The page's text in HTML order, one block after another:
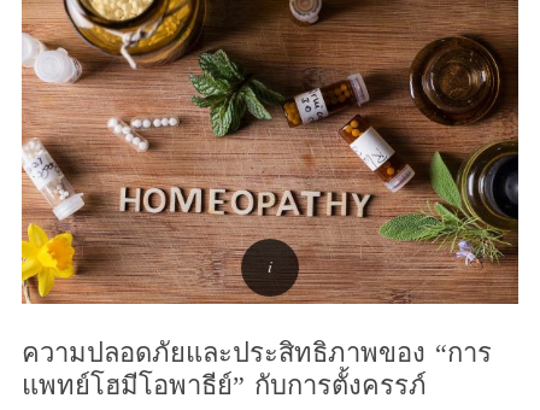
ความปลอดภัยและประสิทธิภาพของ “การ
แพทย์โฮมีโอพาธีย์” กับการตั้งครรภ์